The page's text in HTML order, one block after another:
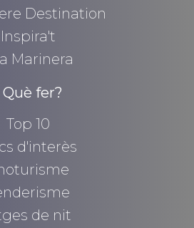
Destination
Inspira't
Marinera
Què fer?
Top 10
d'interès
de nit